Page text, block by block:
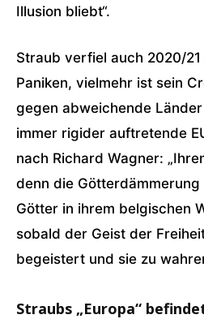
Illusion bliebt“.
Straub verfiel auch 2020/
Paniken, vielmehr ist sein
gegen abweichende
immer rigider auftretende
nach Richard Wagner:
denn die
Götter in ihrem belgischen
sobald der Geist der
begeistert und sie zu
Straubs „Europa“